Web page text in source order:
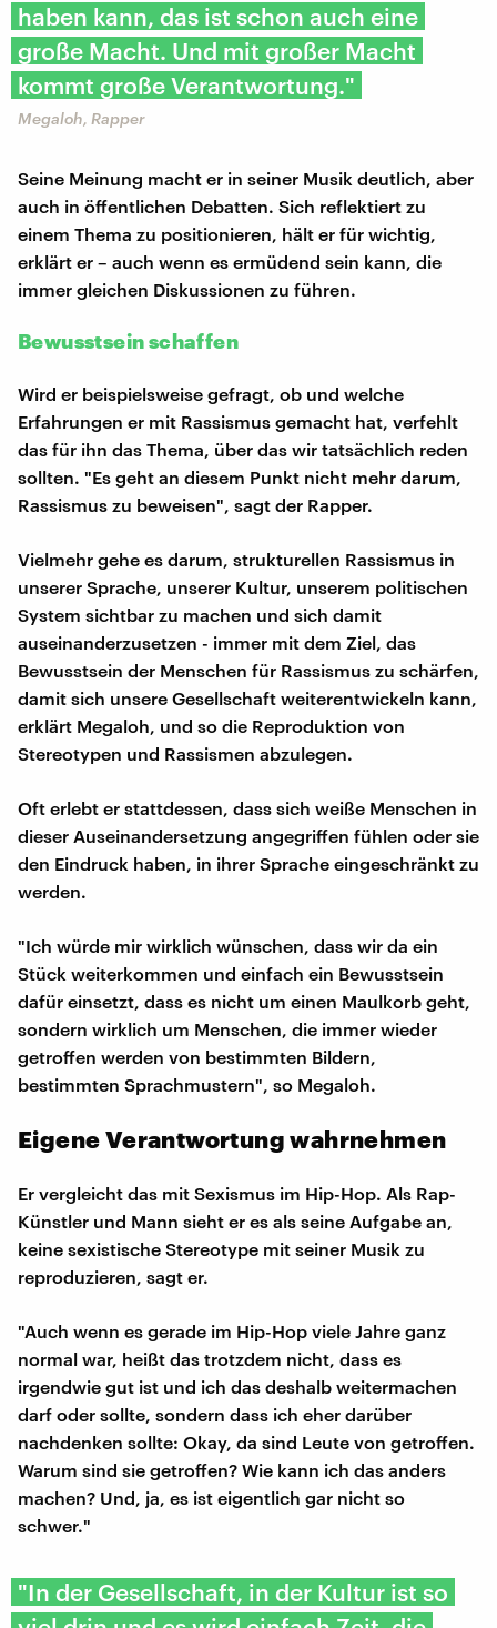
haben kann, das ist schon auch eine
große Macht. Und mit großer Macht
kommt große Verantwortung."
Megaloh, Rapper
Seine Meinung macht er in seiner Musik deutlich, aber
auch in öffentlichen Debatten. Sich reflektiert zu
einem Thema zu positionieren, hält er für wichtig,
erklärt er – auch wenn es ermüdend sein kann, die
immer gleichen Diskussionen zu führen.
Bewusstsein schaffen
Wird er beispielsweise gefragt, ob und welche
Erfahrungen er mit Rassismus gemacht hat, verfehlt
das für ihn das Thema, über das wir tatsächlich reden
sollten. "Es geht an diesem Punkt nicht mehr darum,
Rassismus zu beweisen", sagt der Rapper.
Vielmehr gehe es darum, strukturellen Rassismus in
unserer Sprache, unserer Kultur, unserem politischen
System sichtbar zu machen und sich damit
auseinanderzusetzen - immer mit dem Ziel, das
Bewusstsein der Menschen für Rassismus zu schärfen,
damit sich unsere Gesellschaft weiterentwickeln kann,
erklärt Megaloh, und so die Reproduktion von
Stereotypen und Rassismen abzulegen.
Oft erlebt er stattdessen, dass sich weiße Menschen in
dieser Auseinandersetzung angegriffen fühlen oder sie
den Eindruck haben, in ihrer Sprache eingeschränkt zu
werden.
"Ich würde mir wirklich wünschen, dass wir da ein
Stück weiterkommen und einfach ein Bewusstsein
dafür einsetzt, dass es nicht um einen Maulkorb geht,
sondern wirklich um Menschen, die immer wieder
getroffen werden von bestimmten Bildern,
bestimmten Sprachmustern", so Megaloh.
Eigene Verantwortung wahrnehmen
Er vergleicht das mit Sexismus im Hip-Hop. Als Rap-
Künstler und Mann sieht er es als seine Aufgabe an,
keine sexistische Stereotype mit seiner Musik zu
reproduzieren, sagt er.
"Auch wenn es gerade im Hip-Hop viele Jahre ganz
normal war, heißt das trotzdem nicht, dass es
irgendwie gut ist und ich das deshalb weitermachen
darf oder sollte, sondern dass ich eher darüber
nachdenken sollte: Okay, da sind Leute von getroffen.
Warum sind sie getroffen? Wie kann ich das anders
machen? Und, ja, es ist eigentlich gar nicht so
schwer."
"In der Gesellschaft, in der Kultur ist so